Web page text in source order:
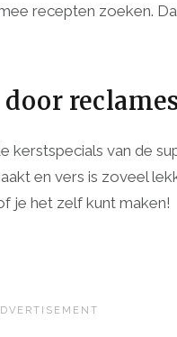
recepten zoeken.
kerstspecials van de
en vers is zoveel
je het zelf kunt maken!